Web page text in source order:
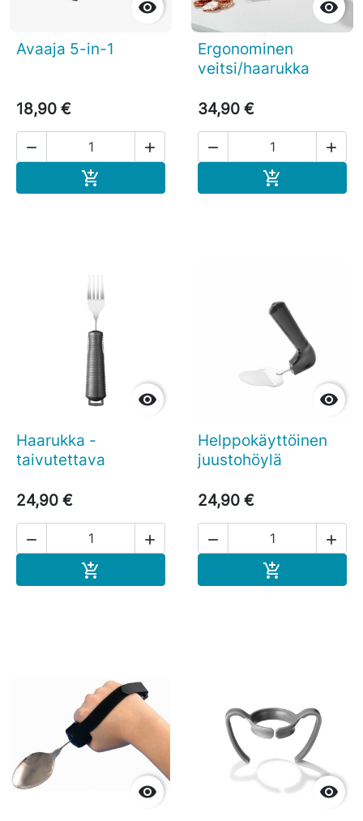

Avaaja 5-in-1
18,90 €
 


Ergonominen
veitsi/haarukka
34,90 €
 


Haarukka -
taivutettava
24,90 €
 


Helppokäyttöinen
juustohöylä
24,90 €
 

 